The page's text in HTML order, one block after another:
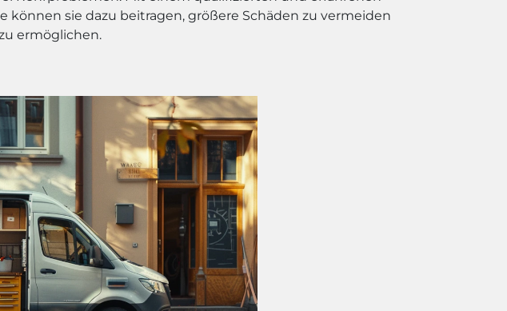
sie dazu beitragen, größere Schäden zu vermeiden
ermöglichen.